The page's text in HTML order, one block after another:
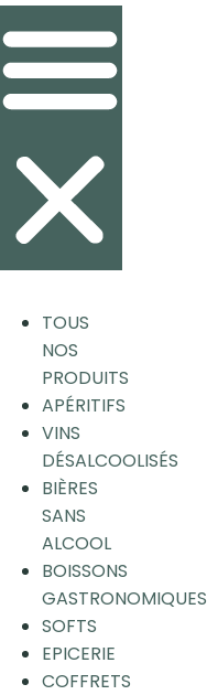
TOUS
NOS
PRODUITS
APÉRITIFS
VINS
DÉSALCOOLISÉS
BIÈRES
SANS
ALCOOL
BOISSONS
GASTRONOMIQUES
SOFTS
EPICERIE
COFFRETS